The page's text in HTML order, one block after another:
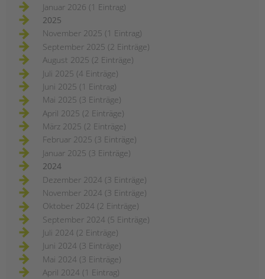
Januar 2026 (1 Eintrag)
2025
November 2025 (1 Eintrag)
September 2025 (2 Einträge)
August 2025 (2 Einträge)
Juli 2025 (4 Einträge)
Juni 2025 (1 Eintrag)
Mai 2025 (3 Einträge)
April 2025 (2 Einträge)
März 2025 (2 Einträge)
Februar 2025 (3 Einträge)
Januar 2025 (3 Einträge)
2024
Dezember 2024 (3 Einträge)
November 2024 (3 Einträge)
Oktober 2024 (2 Einträge)
September 2024 (5 Einträge)
Juli 2024 (2 Einträge)
Juni 2024 (3 Einträge)
Mai 2024 (3 Einträge)
April 2024 (1 Eintrag)